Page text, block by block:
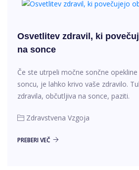
Osvetlitev zdravil, ki
na sonce
Če ste utrpeli močne sončne
soncu, je lahko krivo vaše zdravilo.
zdravila, občutljiva na sonce, paziti.
Zdravstvena Vzgoja
PREBERI VEČ